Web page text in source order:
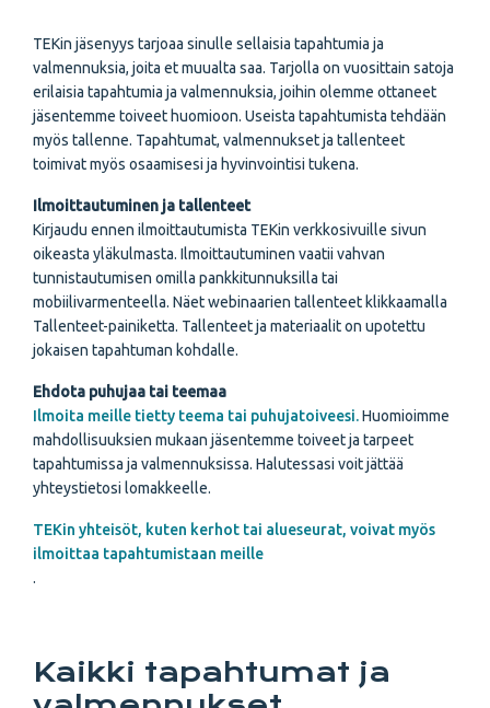
TEKin jäsenyys tarjoaa sinulle sellaisia tapahtumia ja
valmennuksia, joita et muualta saa. Tarjolla on vuosittain satoja
erilaisia tapahtumia ja valmennuksia, joihin olemme ottaneet
jäsentemme toiveet huomioon. Useista tapahtumista tehdään
myös tallenne. Tapahtumat, valmennukset ja tallenteet
toimivat myös osaamisesi ja hyvinvointisi tukena.
Ilmoittautuminen ja tallenteet
Kirjaudu ennen ilmoittautumista TEKin verkkosivuille sivun
oikeasta yläkulmasta. Ilmoittautuminen vaatii vahvan
tunnistautumisen omilla pankkitunnuksilla tai
mobiilivarmenteella. Näet webinaarien tallenteet klikkaamalla
Tallenteet-painiketta. Tallenteet ja materiaalit on upotettu
jokaisen tapahtuman kohdalle.
Ehdota puhujaa tai teemaa
Ilmoita meille tietty teema tai puhujatoiveesi.Huomioimme
mahdollisuuksien mukaan jäsentemme toiveet ja tarpeet
tapahtumissa ja valmennuksissa. Halutessasi voit jättää
yhteystietosi lomakkeelle.
TEKin yhteisöt, kuten kerhot tai alueseurat, voivat myös
ilmoittaa tapahtumistaan meille
.
Kaikki tapahtumat ja